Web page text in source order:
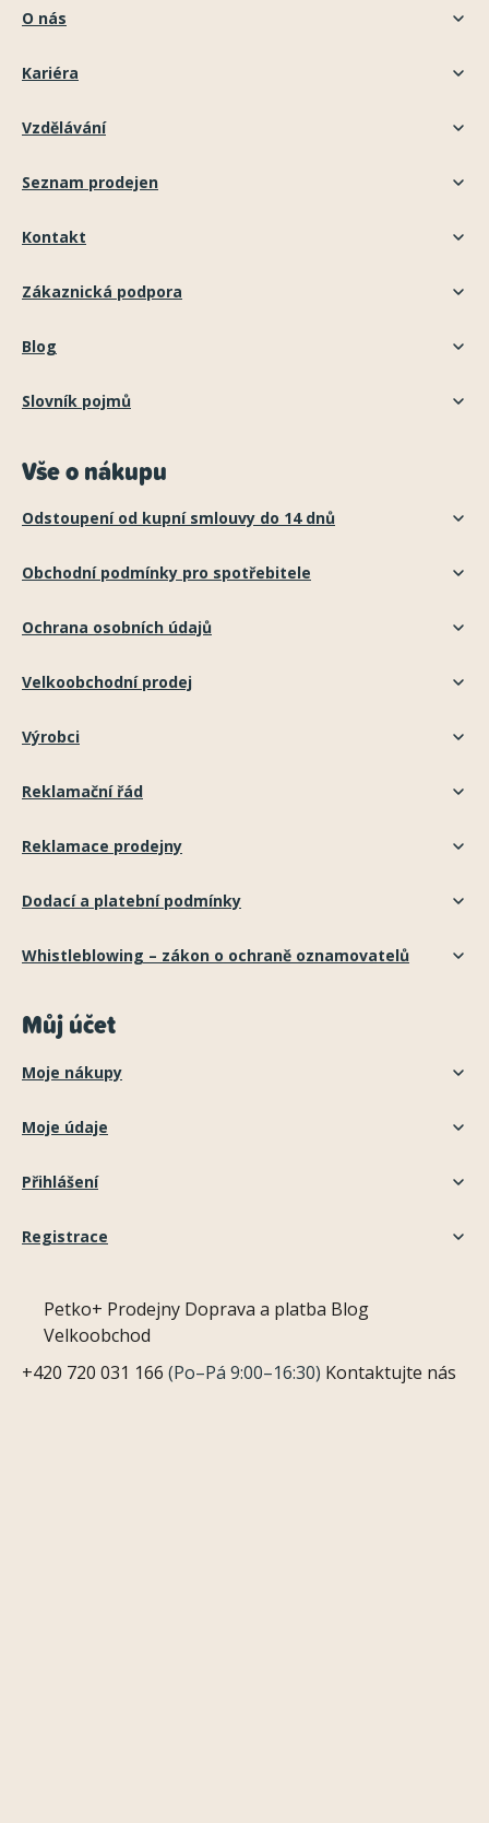
O nás
Kariéra
Vzdělávání
Seznam prodejen
Kontakt
Zákaznická podpora
Blog
Slovník pojmů
Vše o nákupu
Odstoupení od kupní smlouvy do 14 dnů
Obchodní podmínky pro spotřebitele
Ochrana osobních údajů
Velkoobchodní prodej
Výrobci
Reklamační řád
Reklamace prodejny
Dodací a platební podmínky
Whistleblowing – zákon o ochraně oznamovatelů
Můj účet
Moje nákupy
Moje údaje
Přihlášení
Registrace
Petko+ Prodejny Doprava a platba Blog
Velkoobchod
+420 720 031 166 (Po–Pá 9:00–16:30) Kontaktujte nás